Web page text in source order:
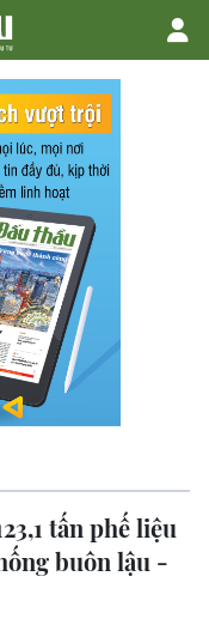
tấn phế liệu
buôn lậu -